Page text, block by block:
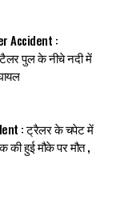
Accident :
पुल के नीचे नदी में
: ट्रैलर के चपेट में
की हुई मौके पर मौत ,